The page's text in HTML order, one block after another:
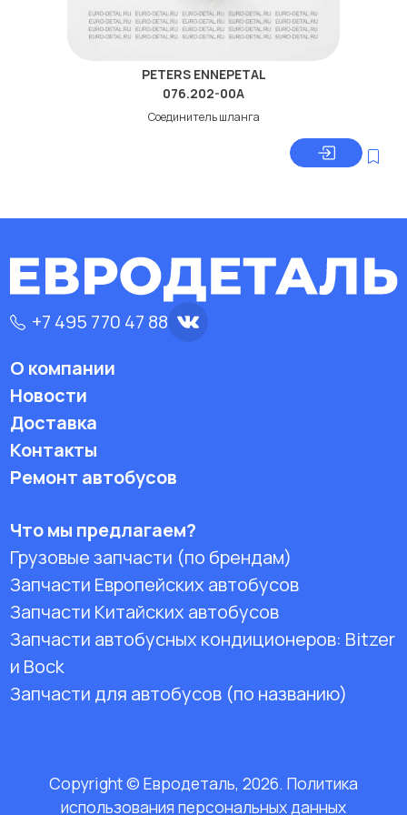
PETERS ENNEPETAL
076.202-00A
Соединитель шланга
+7 495 770 47 88
О компании
Новости
Доставка
Контакты
Ремонт автобусов
Что мы предлагаем?
Грузовые запчасти (по брендам)
Запчасти Европейских автобусов
Запчасти Китайских автобусов
Запчасти автобусных кондиционеров: Bitzer
и Bock
Запчасти для автобусов (по названию)
Copyright © Евродеталь, 2026. Политика
использования персональных данных